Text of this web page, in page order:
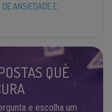
ANSIEDADE E
QUE
e escolha um